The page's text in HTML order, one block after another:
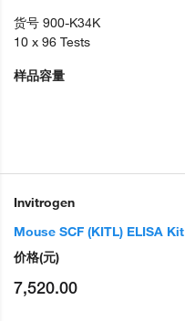
样品容量
货号 900-K34K
10 x 96 Tests
Invitrogen
Mouse SCF (KITL) ELISA Kit
价格(元)
7,520.00